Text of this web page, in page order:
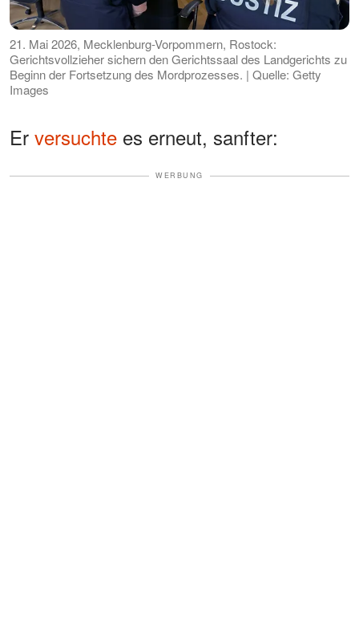
21. Mai 2026, Mecklenburg-Vorpommern, Rostock:
Gerichtsvollzieher sichern den Gerichtssaal des Landgerichts zu
Beginn der Fortsetzung des Mordprozesses. | Quelle: Getty
Images
Er versuchte es erneut, sanfter:
WERBUNG